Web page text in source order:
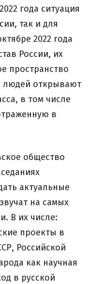
года ситуация
так и для
2022 года
России, их
пространство
людей открывают
в том числе
в
общество
актуальные
на самых
В их числе:
проекты в
Российской
как научная
в русской